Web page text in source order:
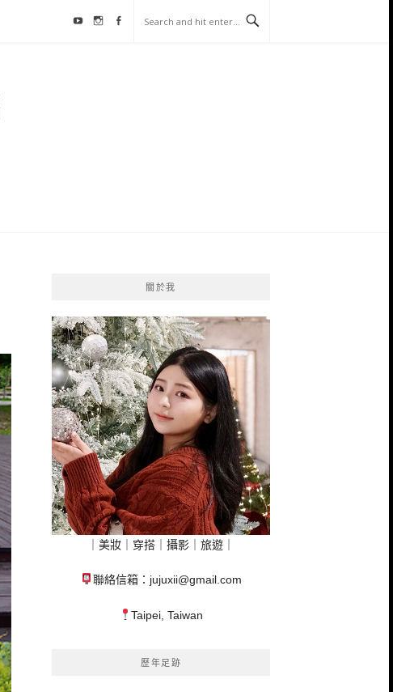
Youtube
Instagram
Facebook
關於我
｜美妝｜穿搭｜攝影｜旅遊｜
聯絡信箱： jujuxii@gmail.com
Taipei, Taiwan
歷年足跡